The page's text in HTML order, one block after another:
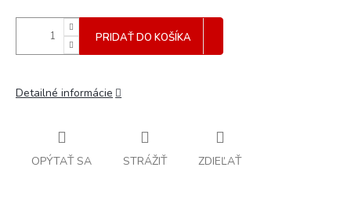
PRIDAŤ DO KOŠÍKA
Detailné informácie
OPÝTAŤ SA STRÁŽIŤ ZDIEĽAŤ